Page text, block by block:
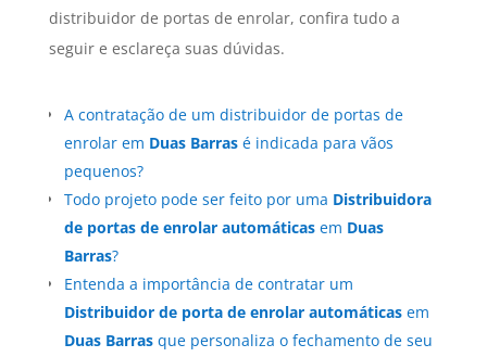
distribuidor de portas de enrolar, confira tudo a
seguir e esclareça suas dúvidas.
A contratação de um distribuidor de portas de
enrolar em Duas Barrasé indicada para vãos
pequenos?
Todo projeto pode ser feito por uma Distribuidora
de portas de enrolar automáticasem Duas
Barras?
Entenda a importância de contratar um
Distribuidor de porta de enrolar automáticasem
Duas Barrasque personaliza o fechamento de seu